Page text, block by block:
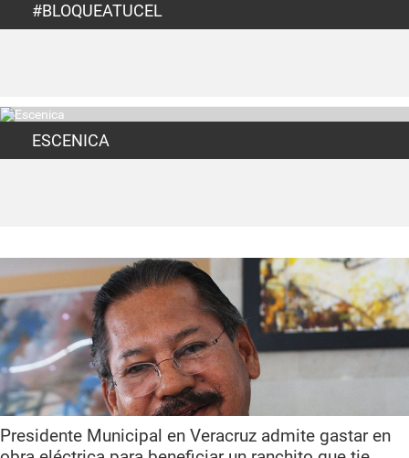
#BLOQUEATUCEL
ESCENICA
Presidente Municipal en Veracruz admite gastar en